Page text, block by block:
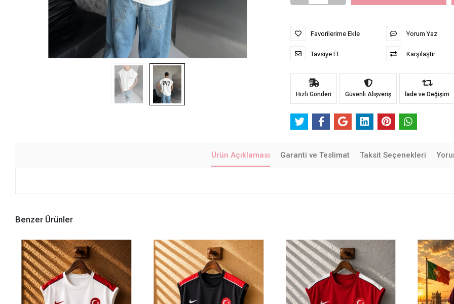
Favorilerime Ekle
Tavsiye Et
Yorum Yaz
Karşılaştır
Hızlı Gönderi Güvenli Alışveriş İade ve Değişim
Ürün Açıklaması Garanti ve Teslimat Taksit Seçenekleri
Benzer Ürünler